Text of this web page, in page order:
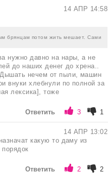
14 АПР 14:58
брянцам потом жить мешает. Сами
нужно давно на нары, а не
до наших денег до хрена..
нечем от пыли, машин
внуки хлебнули по полной за
лексика], тоже
Ответить 3 1
14 АПР 13:02
какую то даму из
Ответить 2 2